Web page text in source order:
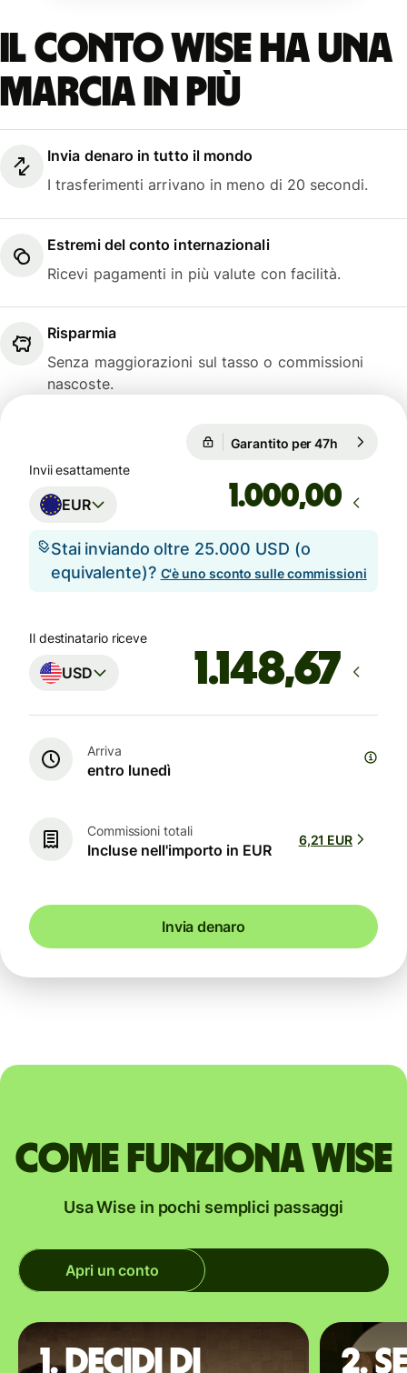
Il conto Wise ha una
marcia in più
Invia denaro in tutto il mondo
I trasferimenti arrivano in meno di 20 secondi.
Estremi del conto internazionali
Ricevi pagamenti in più valute con facilità.
Risparmia
Senza maggiorazioni sul tasso o commissioni
nascoste.
Garantito per 47h
Invii esattamente
EUR ,00
Stai inviando oltre 25.000 USD (o
equivalente)? C'è uno sconto sulle commissioni
Il destinatario riceve
USD
Arriva
entro lunedì
Commissioni totali
Incluse nell'importo in EUR
6,21 EUR
Invia denaro
Come funziona Wise
Usa Wise in pochi semplici passaggi
Apri un conto
1. Decidi di
2.